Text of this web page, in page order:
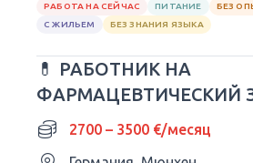
РАБОТА НА СЕЙЧАС
ПИТАНИЕ
БЕЗ
С ЖИЛЬЕМ
БЕЗ ЗНАНИЯ ЯЗЫКА
💊 РАБОТНИК НА
ФАРМАЦЕВТИЧЕСКИЙ
ГЕРМАНИИ
2700 – 3500 €/месяц